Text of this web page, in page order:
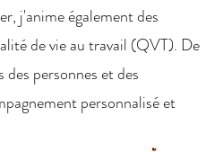
j'anime également des
de vie au travail (QVT). De
des personnes et des
personnalisé et